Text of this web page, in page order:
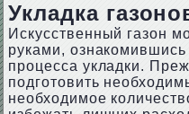
Укладка
Искусственный газон
руками,
процесса укладки.
подготовить
необходимое